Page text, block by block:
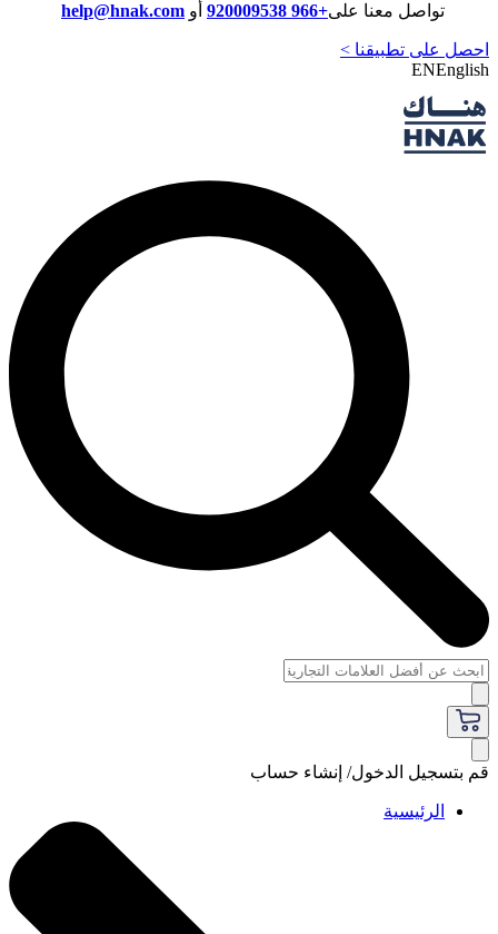
تواصل معنا على+966 920009538 أو help@hnak.com
احصل على تطبيقنا >
ENEnglish
قم بتسجيل الدخول/ إنشاء حساب
الرئيسية